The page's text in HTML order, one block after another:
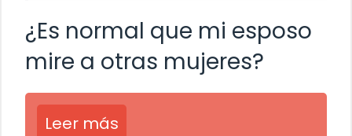
¿Es normal que mi esposo
mire a otras mujeres?
Leer más